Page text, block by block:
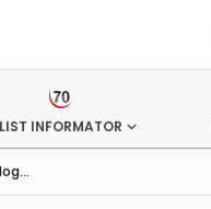
INFORMATOR